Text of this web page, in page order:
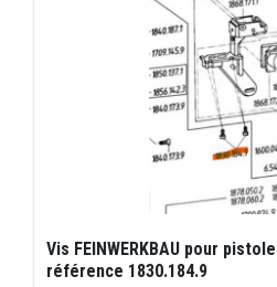
Vis FEINWERKBAU pour
référence 1830.184.9